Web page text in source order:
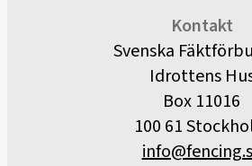
Kontakt
Svenska
Idrottens
Box 11016
100 61